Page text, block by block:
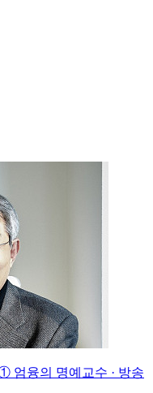
엄융의 명예교수 · 방송